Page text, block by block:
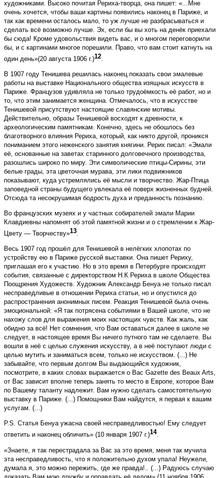
художниками. Высоко почитая Рериха-творца, она пишет: «...Мне
очень хочется, чтобы ваши картины появились наконец в Париже, и
так как времени осталось мало, то уж лучше не разбрасываться и
сделать всё возможно лучше. Эх, если бы вы хоть на денёк приехали
бы сюда! Кроме удовольствия видеть вас, и о многом переговорили
бы, и с картинами многое порешили. Право, что вам стоит катнуть на
один день»(20 августа 1906 г.)12
В 1907 году Тенишева решилась наконец показать свои эмалевые
работы на выставке Национального общества изящных искусств в
Париже. Французов удивляла не только трудоёмкость её работ, но и
то, что этим занимается женщина. Отмечалось, что в искусстве
Тенишевой присутствуют настоящие славянские мотивы.
Действительно, образы Тенишевой восходят к древности, к
археологическим памятникам. Конечно, здесь не обошлось без
благотворного влияния Рериха, который, как никто другой, проникся
пониманием этого неженского занятия княгини. Рерих писал: «Эмали
её, основанные на заветах старинного долговечного производства,
разошлись широко по миру. Эти символические птицы-Сирины, эти
белые грады, эта цветочная мурава, эти лики подвижников
показывают, куда устремлялись её мысли и творчество. Жар-Птица
заповедной страны будущего увлекала её поверх жизненных будней.
Отсюда та несокрушимая бодрость духа и преданность познанию.
Во французских музеях и у частных собирателей эмали Марии
Клавдиевны напомнят об этой памятной жизни и о стремлении к Жар-
Цвету — Творчеству»13.
Весь 1907 год прошёл для Тенишевой в нелёгких хлопотах по
устройству ею в Париже русской вы­ставки. Она пишет Рериху,
приглашая его к участию. Но в это время в Петербурге происходят
события, связанные с директорством Н.К.Рериха в школе Общества
Поощрения Художеств. Художник Александр Бенуа не только писал
несправедливые в отношении Рериха статьи, но и опустился до
распространения анонимных писем. Реакция Тенишевой была очень
эмоциональной: «Я так потрясена событиями в Вашей школе, что не
нахожу слов для выражения моих настоящих чувств. Как жаль, как
обидно за всё! Нет сомнения, что Вам оставаться далее в школе не
следует, в настоящее время Вы ничего путного там не сделаете. Вы
вошли в неё с целью служения искусству, а в неё поступают люди с
целью мутить и заниматься всем, только не искусством. (...) Не
забывайте, что первым долгом Вы выдающийся художник,
посмотрите, в каких словах выражается о Вас Gazette des Beaux Arts,
от Вас зависит вполне теперь занять то место в Европе, которое Вам
по Вашему таланту надлежит. Вам нужно сделать самостоятельную
вы­ставку в Париже. (...) Помощники Вам найдутся, я первая к вашим
услугам. (...)
P.S. Статья Бенуа ужасна своей несправедливо­стью! Ему следует
ответить и наконец обличить» (10 января 1907 г.)14.
«Знаете, я так перестрадала за Вас за это время, меня так мучила
эта несправедливость, что я положительно духом упала! Неужели,
думала я, это можно пережить, где же правда!.. (...) Радуюсь случаю